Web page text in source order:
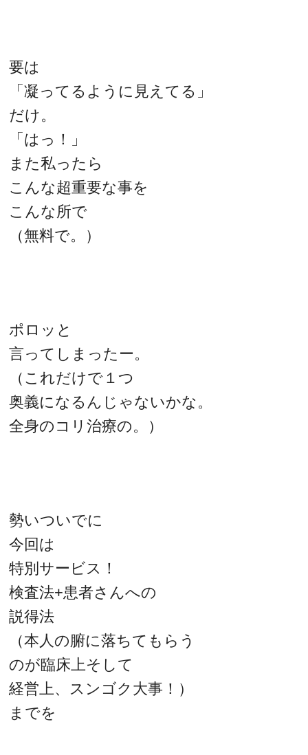
要は
「凝ってるように見えてる」
だけ。
「はっ！」
また私ったら
こんな超重要な事を
こんな所で
（無料で。）
ポロッと
言ってしまったー。
（これだけで１つ
奥義になるんじゃないかな。
全身のコリ治療の。）
勢いついでに
今回は
特別サービス！
検査法+患者さんへの
説得法
（本人の腑に落ちてもらう
のが臨床上そして
経営上、スンゴク大事！）
までを